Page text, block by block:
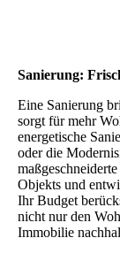
Sanierung:
Eine Sanierung
sorgt für mehr
energetische
oder die
Objekts und
Ihr Budget
nicht nur den
Immobilie